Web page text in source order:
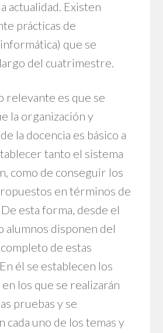
actualidad. Existen
prácticas de
que se
del cuatrimestre.
relevante es que se
la organización y
la docencia es básico a
tanto el sistema
como de conseguir los
en términos de
esta forma, desde el
alumnos disponen del
de estas
él se establecen los
en los que se realizarán
pruebas y se
cada uno de los temas y